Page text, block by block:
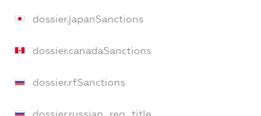
dossier.japanSanctions
dossier.canadaSanctions
dossier.rfSanctions
dossier.russian_reg_title